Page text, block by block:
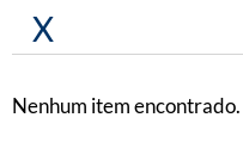
X
Nenhum item encontrado.